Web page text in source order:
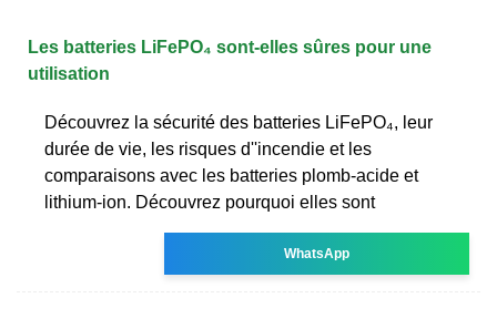
Les batteries LiFePO₄ sont-elles sûres pour une
utilisation
Découvrez la sécurité des batteries LiFePO₄, leur
durée de vie, les risques d''incendie et les
comparaisons avec les batteries plomb-acide et
lithium-ion. Découvrez pourquoi elles sont
WhatsApp